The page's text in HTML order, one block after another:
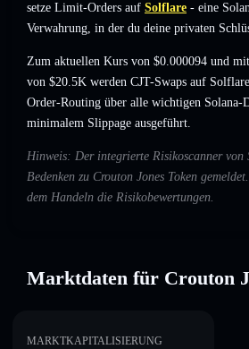
setze Limit-Orders auf Solflare - eine
Verwahrung, in der du deine privaten
Zum aktuellen Kurs von $0.000094 und
von $20.5K werden CJT-Swaps auf
Order-Routing über alle wichtigen Solana-
minimalem Slippage ausgeführt.
Hinweis: Der integrierte Risikoscanner von
Bedenken zu Crouton Jones Token
dem Handeln die Risikobewertungen.
Marktdaten für Crouton
MARKTKAPITALISIERUNG